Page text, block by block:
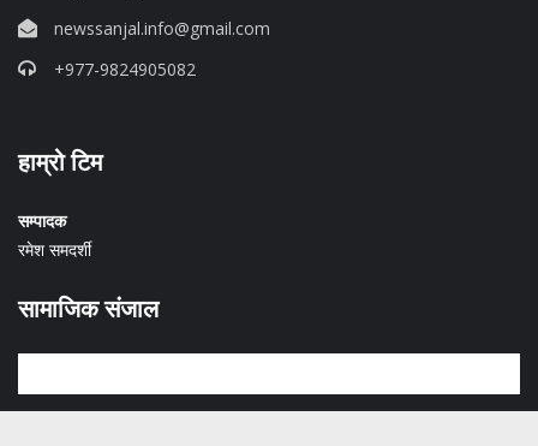
newssanjal.info@gmail.com
+977-9824905082
b88 slot
daftar slot88
judi slot online pulsa
info rtp slot gacor
daftar panengg
situs b88
हाम्रो टिम
सम्पादक
रमेश समदर्शी
सामाजिक संजाल